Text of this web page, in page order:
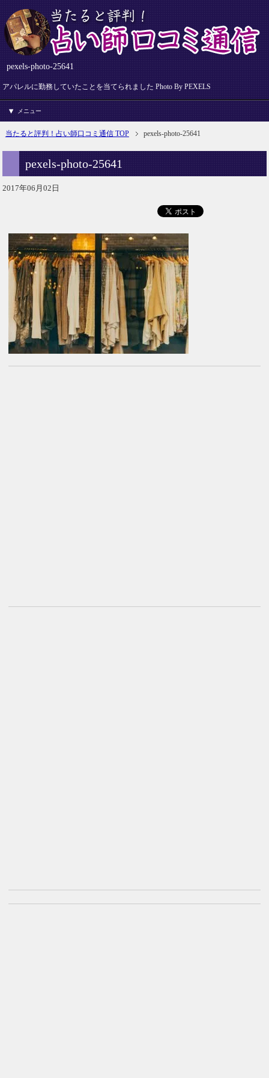
pexels-photo-25641
アパレルに勤務していたことを当てられました Photo By PEXELS
メニュー
当たると評判！占い師口コミ通信 TOP pexels-photo-25641
pexels-photo-25641
2017年06月02日